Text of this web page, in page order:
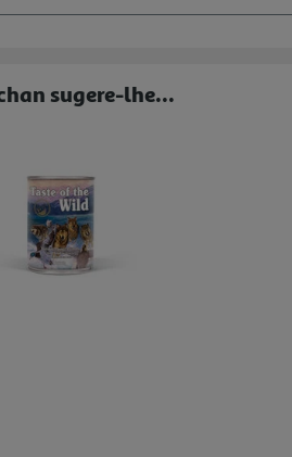
sugere-lhe...